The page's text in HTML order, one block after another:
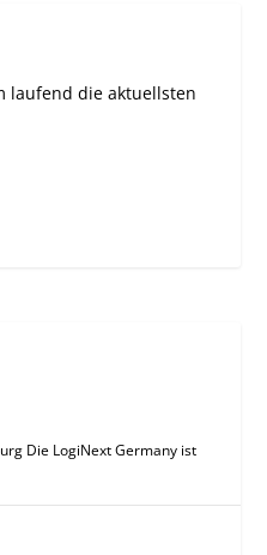
laufend die aktuellsten
Die LogiNext Germany ist